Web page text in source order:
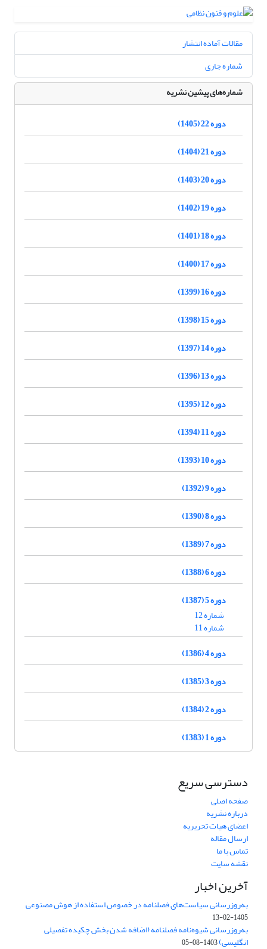
مقالات آماده انتشار
شماره جاری
شماره‌های پیشین نشریه
دوره 22 (1405)
دوره 21 (1404)
دوره 20 (1403)
دوره 19 (1402)
دوره 18 (1401)
دوره 17 (1400)
دوره 16 (1399)
دوره 15 (1398)
دوره 14 (1397)
دوره 13 (1396)
دوره 12 (1395)
دوره 11 (1394)
دوره 10 (1393)
دوره 9 (1392)
دوره 8 (1390)
دوره 7 (1389)
دوره 6 (1388)
دوره 5 (1387)
شماره 12
شماره 11
دوره 4 (1386)
دوره 3 (1385)
دوره 2 (1384)
دوره 1 (1383)
دسترسی سریع
صفحه اصلی
درباره نشریه
اعضای هیات تحریریه
ارسال مقاله
تماس با ما
نقشه سایت
آخرین اخبار
به‌روزرسانی سیاست‌های فصلنامه در خصوص استفاده از هوش مصنوعی
1405-02-13
به‌روزرسانی شیوه‌نامه فصلنامه (اضافه شدن بخش چکیده تفصیلی
انگلیسی)1403-08-05